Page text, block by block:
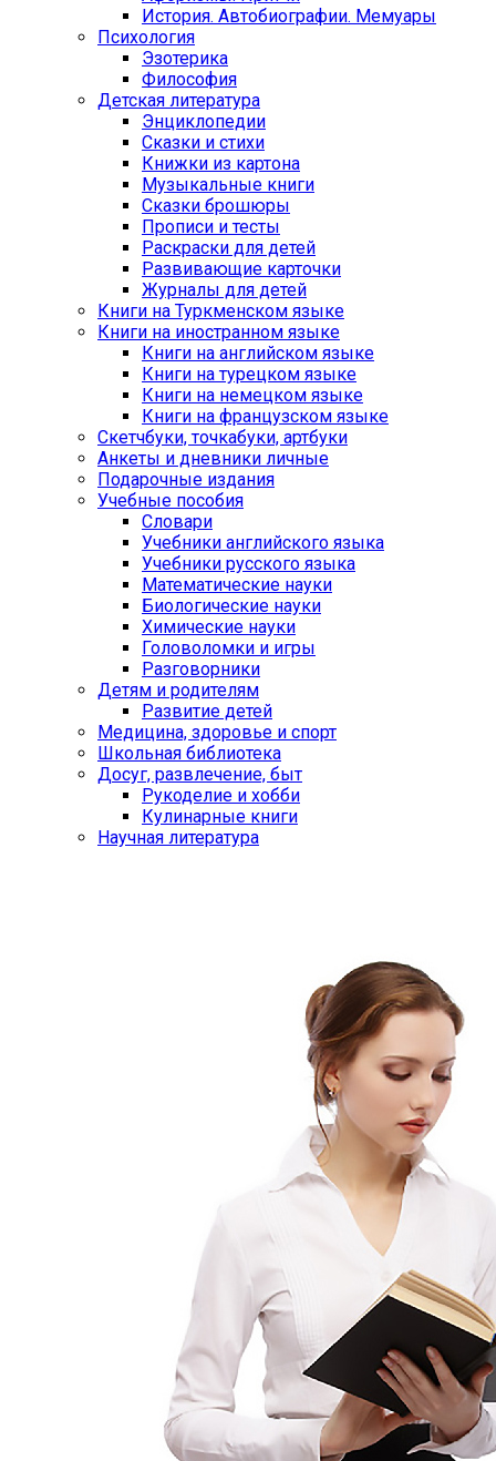
История. Автобиографии. Мемуары
Психология
Эзотерика
Философия
Детская литература
Энциклопедии
Сказки и стихи
Книжки из картона
Музыкальные книги
Сказки брошюры
Прописи и тесты
Раскраски для детей
Развивающие карточки
Журналы для детей
Книги на Туркменском языке
Книги на иностранном языке
Книги на английском языке
Книги на турецком языке
Книги на немецком языке
Книги на французском языке
Cкетчбуки, точкабуки, артбуки
Анкеты и дневники личные
Подарочные издания
Учебные пособия
Словари
Учебники английского языка
Учебники русского языка
Математические науки
Биологические науки
Химические науки
Головоломки и игры
Разговорники
Детям и родителям
Развитие детей
Медицина, здоровье и спорт
Школьная библиотека
Досуг, развлечение, быт
Рукоделие и хобби
Кулинарные книги
Научная литература